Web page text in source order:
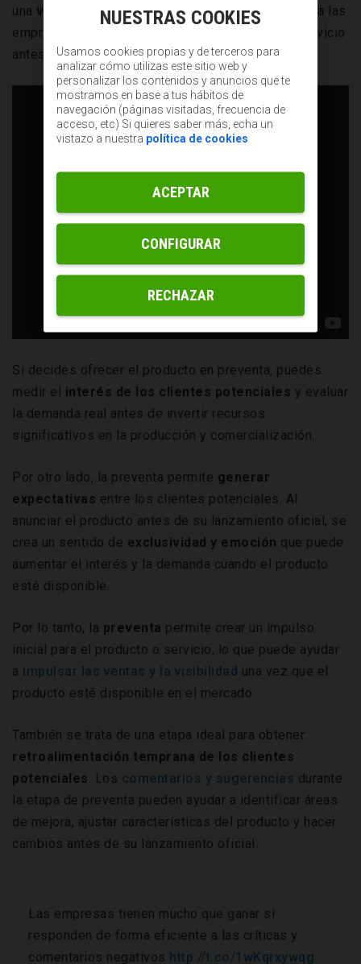
una validación del mercado. La preventa permite a las
empresas validar la demanda de su producto o servicio
antes de lanzarlo.
Si decides ofrecer el producto en preventa, puedes
medir el interés de los clientes potenciales y evaluar
la demanda real antes de invertir recursos
significativos en la producción y comercialización.
Por otro lado, la preventa permite generar
expectativas entre los clientes potenciales. Al
anunciar el producto antes de su lanzamiento oficial, se
crea un sentido de exclusividad y emoción que puede
aumentar el interés y la demanda cuando el producto
esté disponible.
Por lo tanto, la preventa permite crear un impulso
inicial para el producto o servicio, lo que puede ayudar
a impulsar las ventas y la visibilidad una vez que el
producto esté disponible en el mercado.
También se trata de una etapa ideal para obtener
retroalimentación temprana de los clientes
potenciales. Los comentarios y sugerencias durante
la etapa de preventa pueden ayudar a identificar áreas
de mejora, ajustar características del producto y hacer
cambios antes de su lanzamiento oficial.
Las empresas tienen mucho que ganar si
responden de forma eficiente a las críticas y
comentarios negativos http://t.co/1wKqrxywqg
NUESTRAS COOKIES
Usamos cookies propias y de terceros para
analizar cómo utilizas este sitio web y
personalizar los contenidos y anuncios que te
mostramos en base a tus hábitos de
navegación (páginas visitadas, frecuencia de
acceso, etc) Si quieres saber más, echa un
vistazo a nuestra política de cookies
RECHAZAR
ACEPTAR
CONFIGURAR